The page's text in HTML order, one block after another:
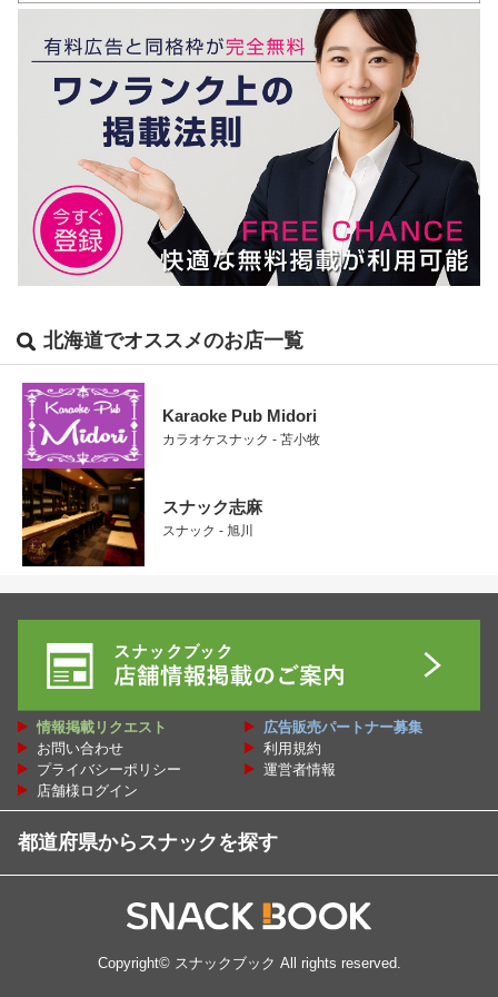
北海道でオススメのお店一覧
Karaoke Pub Midori
カラオケスナック - 苫小牧
スナック志麻
スナック - 旭川
都道府県からスナックを探す
情報掲載リクエスト
広告販売パートナー募集
お問い合わせ
利用規約
プライバシーポリシー
運営者情報
店舗様ログイン
Copyright© スナックブック All rights reserved.